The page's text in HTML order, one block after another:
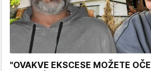
"OVAKVE EKSCESE MOŽETE